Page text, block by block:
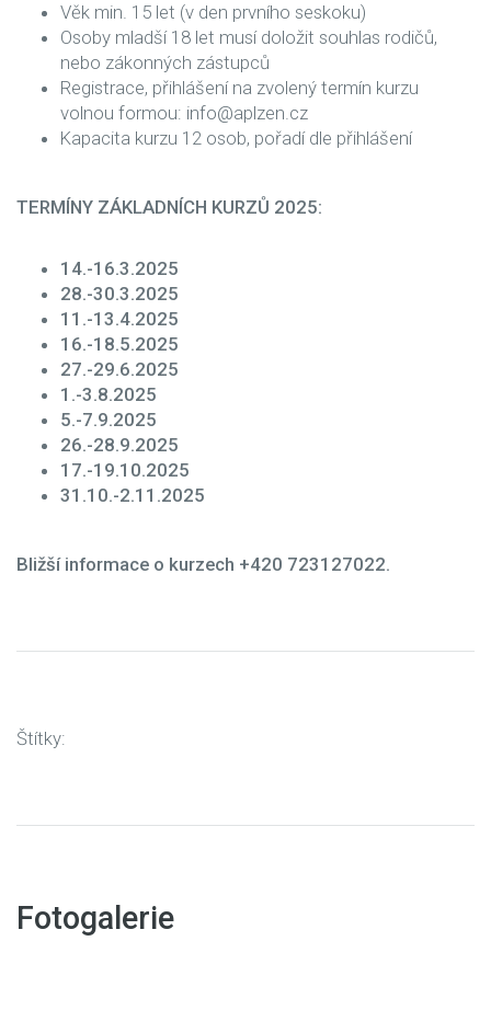
Věk min. 15 let (v den prvního seskoku)
Osoby mladší 18 let musí doložit souhlas rodičů,
nebo zákonných zástupců
Registrace, přihlášení na zvolený termín kurzu
volnou formou: info@aplzen.cz
Kapacita kurzu 12 osob, pořadí dle přihlášení
TERMÍNY ZÁKLADNÍCH KURZŮ 2025:
14.-16.3.2025
28.-30.3.2025
11.-13.4.2025
16.-18.5.2025
27.-29.6.2025
1.-3.8.2025
5.-7.9.2025
26.-28.9.2025
17.-19.10.2025
31.10.-2.11.2025
Bližší informace o kurzech +420 723127022.
Štítky:
Fotogalerie